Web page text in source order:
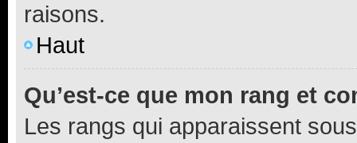
raisons.
Haut
Qu’est-ce que mon rang et
Les rangs qui apparaissent